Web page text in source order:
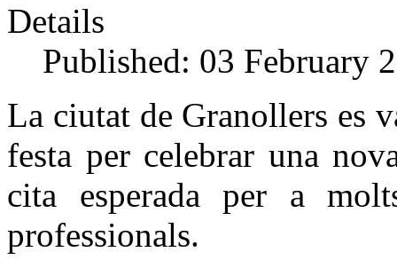
Details
Published: 03 February
La ciutat de Granollers es
festa per celebrar una
cita esperada per a
professionals.